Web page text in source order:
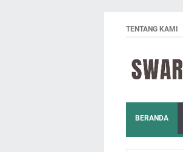
TENTANG KAMI
BERANDA